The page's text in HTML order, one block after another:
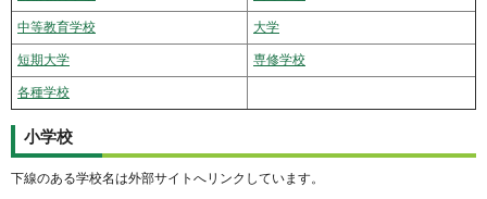
中等教育学校 大学
短期大学 専修学校
各種学校
小学校
下線のある学校名は外部サイトへリンクしています。